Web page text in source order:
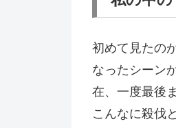
初めて見たの
なったシーン
在、一度最後
こんなに殺伐